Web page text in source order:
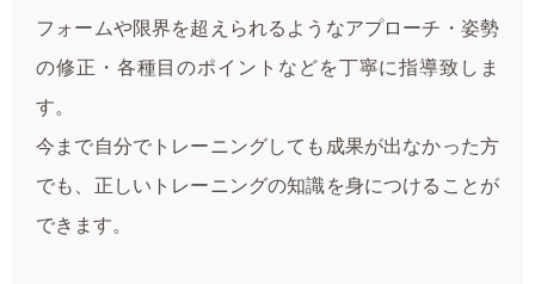
フォームや限界を超えられるようなアプローチ・姿勢
の修正・各種目のポイントなどを丁寧に指導致しま
す。
今まで自分でトレーニングしても成果が出なかった方
でも、正しいトレーニングの知識を身につけることが
できます。